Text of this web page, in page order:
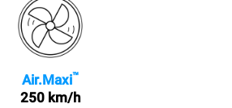
Air.Maxi™
250 km/h